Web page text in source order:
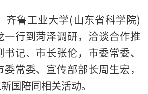
齐鲁工业大学(山东省科学院)
一行到菏泽调研，洽谈合作推
记、市长张伦，市委常委、
常委、宣传部部长周生宏，
国陪同相关活动。